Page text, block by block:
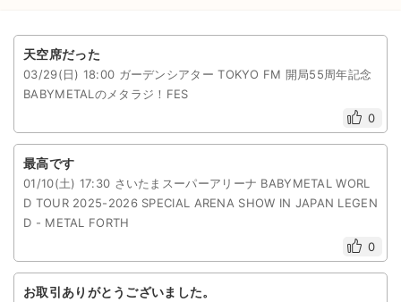
天空席だった
03/29(日) 18:00 ガーデンシアター TOKYO FM 開局55周年記念
BABYMETALのメタラジ！FES
0
最高です
01/10(土) 17:30 さいたまスーパーアリーナ BABYMETAL WORL
D TOUR 2025-2026 SPECIAL ARENA SHOW IN JAPAN LEGEN
D - METAL FORTH
0
お取引ありがとうございました。